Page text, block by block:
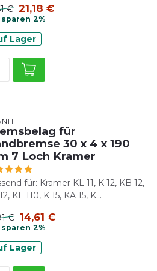
€ 21,18 €
sparen 2%
Lager
für
30 x 4 x 190
7 Loch Kramer
für: Kramer KL 11, K 12, KB 12,
KL 110, K 15, KA 15, K...
€ 14,61 €
sparen 2%
Lager